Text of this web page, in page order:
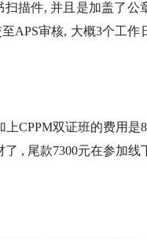
描件, 并且是加盖了公
APS审核, 大概3个工作
CPPM双证班的费用是
, 尾款7300元在参加线